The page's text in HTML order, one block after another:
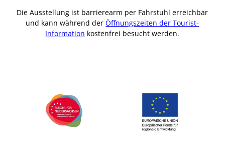
Die Ausstellung ist barrierearm per Fahrstuhl erreichbar
und kann während derÖffnungszeiten der Tourist-
Information kostenfrei besucht werden.